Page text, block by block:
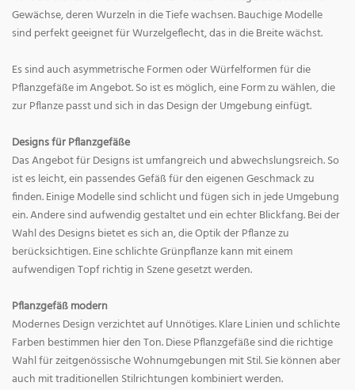
Gewächse, deren Wurzeln in die Tiefe wachsen. Bauchige Modelle
sind perfekt geeignet für Wurzelgeflecht, das in die Breite wächst.
Es sind auch asymmetrische Formen oder Würfelformen für die
Pflanzgefäße im Angebot. So ist es möglich, eine Form zu wählen, die
zur Pflanze passt und sich in das Design der Umgebung einfügt.
Designs für Pflanzgefäße
Das Angebot für Designs ist umfangreich und abwechslungsreich. So
ist es leicht, ein passendes Gefäß für den eigenen Geschmack zu
finden. Einige Modelle sind schlicht und fügen sich in jede Umgebung
ein. Andere sind aufwendig gestaltet und ein echter Blickfang. Bei der
Wahl des Designs bietet es sich an, die Optik der Pflanze zu
berücksichtigen. Eine schlichte Grünpflanze kann mit einem
aufwendigen Topf richtig in Szene gesetzt werden.
Pflanzgefäß modern
Modernes Design verzichtet auf Unnötiges. Klare Linien und schlichte
Farben bestimmen hier den Ton. Diese Pflanzgefäße sind die richtige
Wahl für zeitgenössische Wohnumgebungen mit Stil. Sie können aber
auch mit traditionellen Stilrichtungen kombiniert werden.